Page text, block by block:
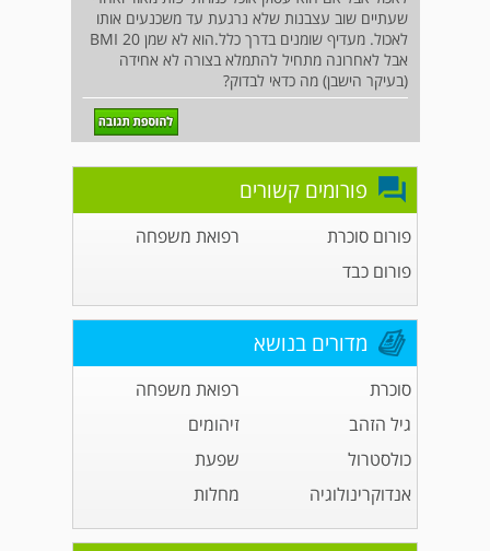
שעתיים שוב עצבנות שלא נרגעת עד משכנעים אותו
לאכול. מעדיף שומנים בדרך כלל.הוא לא שמן BMI 20
אבל לאחרונה מתחיל להתמלא בצורה לא אחידה
(בעיקר הישבן) מה כדאי לבדוק?
פורומים קשורים
פורום סוכרת
רפואת משפחה
פורום כבד
מדורים בנושא
סוכרת
רפואת משפחה
גיל הזהב
זיהומים
כולסטרול
שפעת
אנדוקרינולוגיה
מחלות